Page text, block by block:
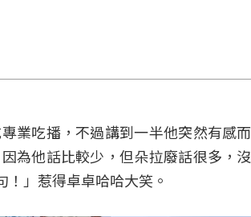
業吃播，不過講到一半他突然有感
為他話比較少，但朵拉廢話很多，
」惹得卓卓哈哈大笑。